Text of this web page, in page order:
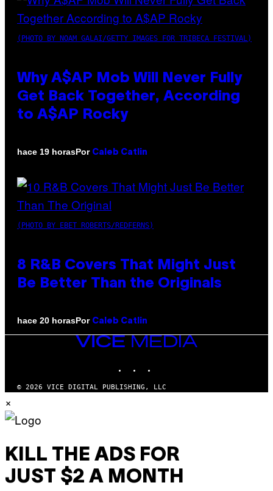
(PHOTO BY NOAM GALAI/GETTY IMAGES FOR TRIBECA FESTIVAL)
Why A$AP Mob Will Never Fully
Get Back Together, According
to A$AP Rocky
hace 19 horasPor Caleb Catlin
(PHOTO BY EBET ROBERTS/REDFERNS)
8 R&B Covers That Might Just
Be Better Than the Originals
hace 20 horasPor Caleb Catlin
VICE
MEDIA
© 2026 VICE DIGITAL PUBLISHING, LLC
×
KILL THE ADS FOR
JUST $2 A MONTH